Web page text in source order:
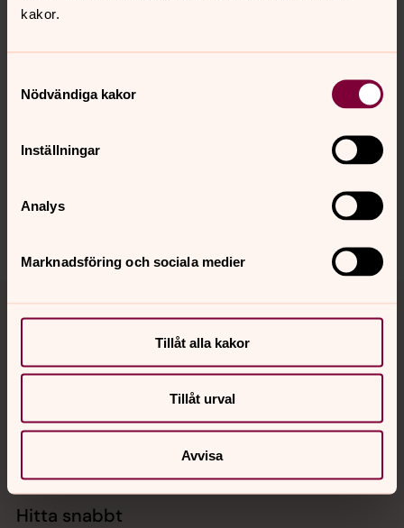
kakor.
Nödvändiga kakor
Inställningar
Analys
Marknadsföring och sociala medier
Tillåt alla kakor
Tillåt urval
Avvisa
Senast ändrad 26 augusti 2022
innehåll?
Kontakt
Hitta snabbt